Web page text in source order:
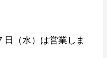
日（水）は営業しま